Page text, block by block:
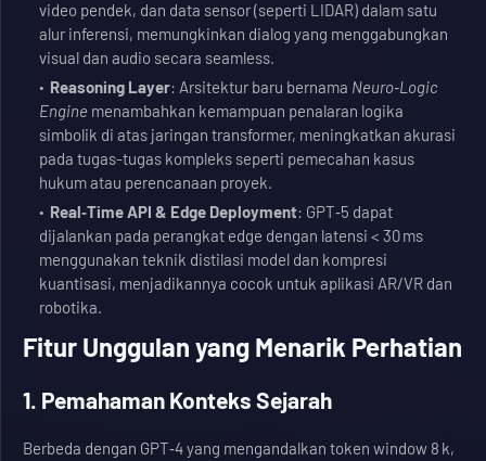
video pendek, dan data sensor (seperti LIDAR) dalam satu
alur inferensi, memungkinkan dialog yang menggabungkan
visual dan audio secara seamless.
Reasoning Layer: Arsitektur baru bernama Neuro‑Logic
Engine menambahkan kemampuan penalaran logika
simbolik di atas jaringan transformer, meningkatkan akurasi
pada tugas-tugas kompleks seperti pemecahan kasus
hukum atau perencanaan proyek.
Real‑Time API & Edge Deployment: GPT‑5 dapat
dijalankan pada perangkat edge dengan latensi < 30 ms
menggunakan teknik distilasi model dan kompresi
kuantisasi, menjadikannya cocok untuk aplikasi AR/VR dan
robotika.
Fitur Unggulan yang Menarik Perhatian
1. Pemahaman Konteks Sejarah
Berbeda dengan GPT‑4 yang mengandalkan token window 8 k,